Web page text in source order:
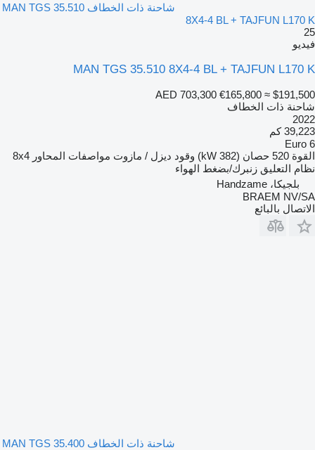
شاحنة ذات الخطاف MAN TGS 35.510
8X4-4 BL + TAJFUN L170 K
25
فيديو
MAN TGS 35.510 8X4-4 BL + TAJFUN L170 K
AED 703,300 €165,800 ≈ $191,500
شاحنة ذات الخطاف
2022
39,223 كم
Euro 6
القوة 520 حصان (382 kW) وقود ديزل / مازوت مواصفات المحاور 8x4
نظام التعليق زنبرك/بضغط الهواء
بلجيكا، Handzame
BRAEM NV/SA
الاتصال بالبائع
شاحنة ذات الخطاف MAN TGS 35.400